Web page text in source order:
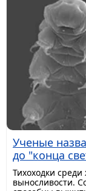
Ученые
до "конца
​Тихоходки
выносливости.